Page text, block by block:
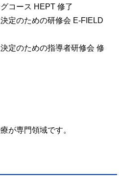
コース HEPT 修了
定のための研修会 E-FIELD
定のための指導者研修会 修
が専門領域です。